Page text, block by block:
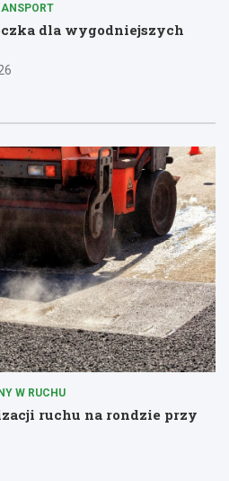
dla wygodniejszych
W RUCHU
ruchu na rondzie przy